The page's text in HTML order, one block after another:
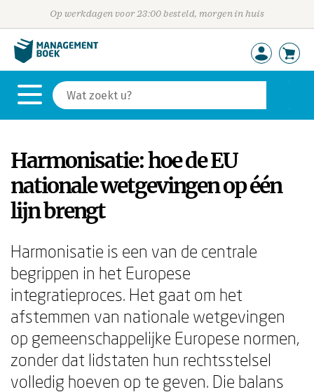
Op werkdagen voor 23:00 besteld, morgen in huis
Harmonisatie: hoe de EU
nationale wetgevingen op één
lijn brengt
Harmonisatie is een van de centrale
begrippen in het Europese
integratieproces. Het gaat om het
afstemmen van nationale wetgevingen
op gemeenschappelijke Europese normen,
zonder dat lidstaten hun rechtsstelsel
volledig hoeven op te geven. Die balans